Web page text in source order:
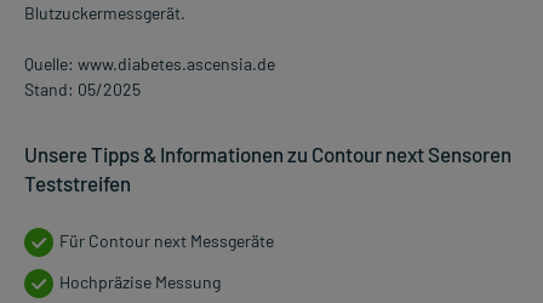
Blutzuckermessgerät.
Quelle: www.diabetes.ascensia.de
Stand: 05/2025
Unsere Tipps & Informationen zu Contour next Sensoren
Teststreifen
Für Contour next Messgeräte
Hochpräzise Messung